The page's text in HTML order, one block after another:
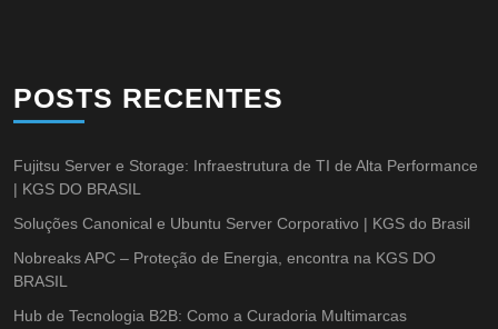
POSTS RECENTES
Fujitsu Server e Storage: Infraestrutura de TI de Alta Performance
| KGS DO BRASIL
Soluções Canonical e Ubuntu Server Corporativo | KGS do Brasil
Nobreaks APC – Proteção de Energia, encontra na KGS DO
BRASIL
Hub de Tecnologia B2B: Como a Curadoria Multimarcas